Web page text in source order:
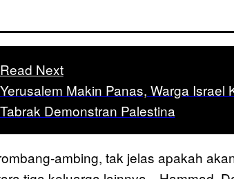
Read Next
Yerusalem Makin Panas, Warga Israel
Tabrak Demonstran Palestina
ambing, tak jelas apakah